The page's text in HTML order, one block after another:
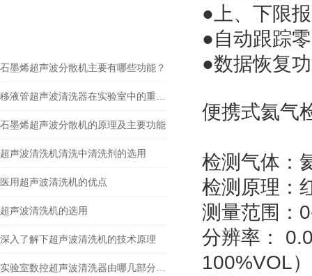
石墨烯超声波分散机主要有哪些功能？
石墨烯超声波分散机的原理及主要功能
超声波清洗机清洗中清洗剂的选用
医用超声波清洗机的优点
超声波清洗机的选用
深入了解下超声波清洗机的技术原理
● 上、下限
●自动跟踪
●数据恢复
便携式氦气
检测气体：
检测原理：
测量范围：
分辨率 ：
100%VOL）